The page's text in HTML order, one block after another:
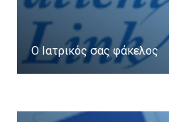
Ο Ιατρικός σας φάκελος